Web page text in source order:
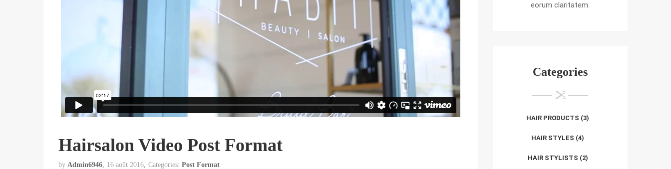
Hairsalon Video Post Format
by Admin6946 16 août 2016 Categories: Post Format
eorum claritatem.
Categories
HAIR PRODUCTS (3)
HAIR STYLES (4)
HAIR STYLISTS (2)